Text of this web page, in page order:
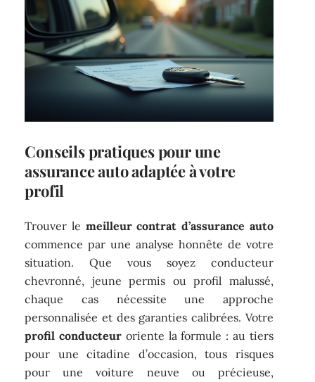
Conseils pratiques pour une
assurance auto adaptée à votre
profil
Trouver le meilleur contrat d’assurance auto
commence par une analyse honnête de votre
situation. Que vous soyez conducteur
chevronné, jeune permis ou profil malussé,
chaque cas nécessite une approche
personnalisée et des garanties calibrées. Votre
profil conducteur oriente la formule : au tiers
pour une citadine d’occasion, tous risques
pour une voiture neuve ou précieuse,